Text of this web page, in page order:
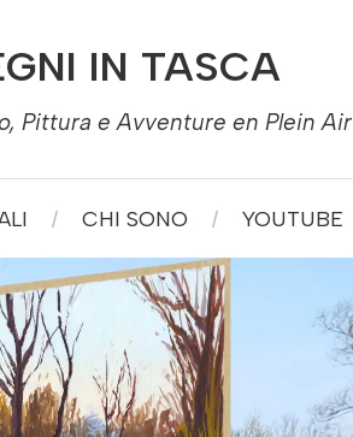
IN TASCA
Pittura e Avventure en Plein Air
CHI SONO YOUTUBE